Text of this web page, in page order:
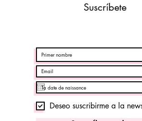
Suscríbete
Deseo suscribirme a la